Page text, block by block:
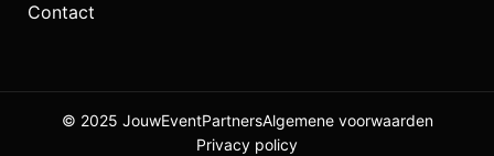
Contact
© 2025 JouwEventPartnersAlgemene voorwaarden
Privacy policy